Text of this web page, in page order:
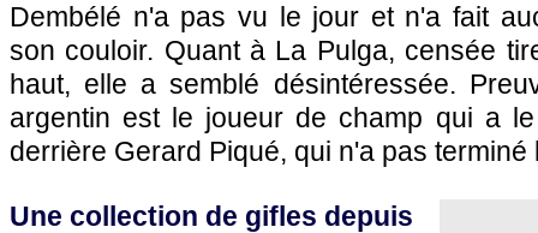
Dembélé n'a pas vu le jour et n'a fait
son couloir. Quant à La Pulga, censée
haut, elle a semblé désintéressée.
argentin est le joueur de champ qui a
derrière Gerard Piqué, qui n'a pas terminé
Une collection de gifles depuis